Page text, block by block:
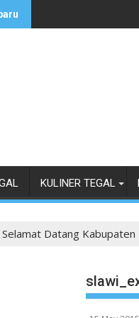
KULINER TEGAL
Selamat Datang